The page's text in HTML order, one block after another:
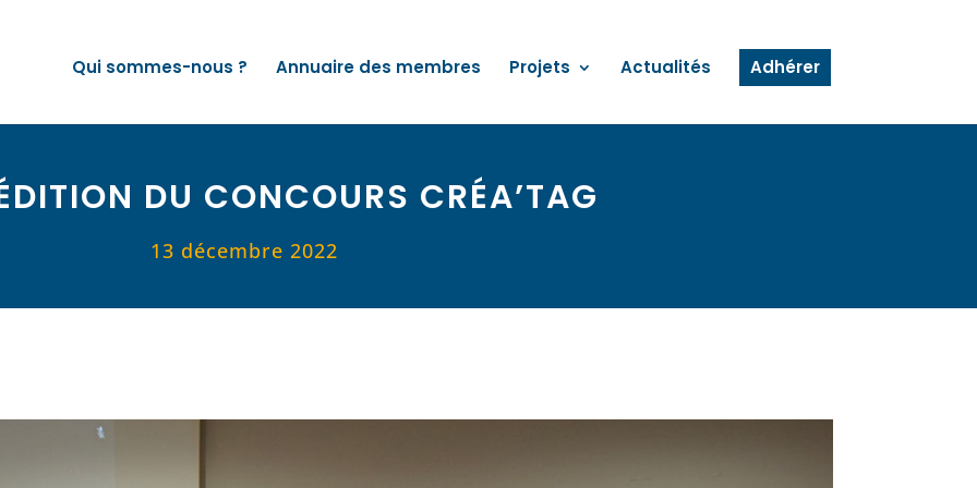
Qui sommes-nous ? Annuaire des membres Projets Actualités Adhérer
DU CONCOURS CRÉA’TAG
13 décembre 2022